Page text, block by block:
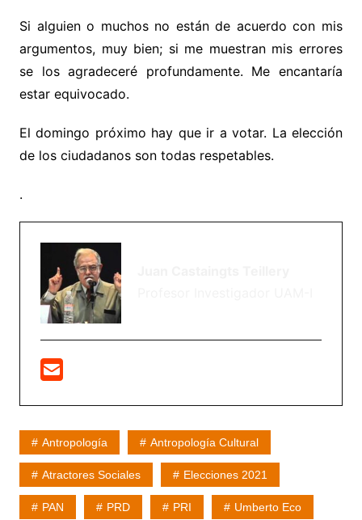
Si alguien o muchos no están de acuerdo con mis
argumentos, muy bien; si me muestran mis errores
se los agradeceré profundamente. Me encantaría
estar equivocado.
El domingo próximo hay que ir a votar. La elección
de los ciudadanos son todas respetables.
.
Antropología Antropología Cultural
Atractores Sociales Elecciones 2021
PAN PRD PRI Umberto Eco